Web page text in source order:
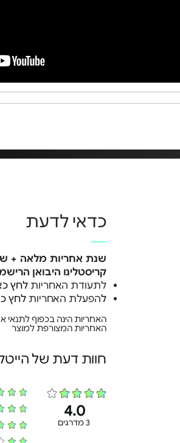
כדאי לדעת
שנת אחריות מלאה +
קריסטלינו היבואן
לתעודת האחריותלחץ
להפעלת האחריותלחץ
האחריות הינה בכפוף לתנאי
האחריות המצורפת למוצר
חוות דעת של
4.0
3 מדרגים